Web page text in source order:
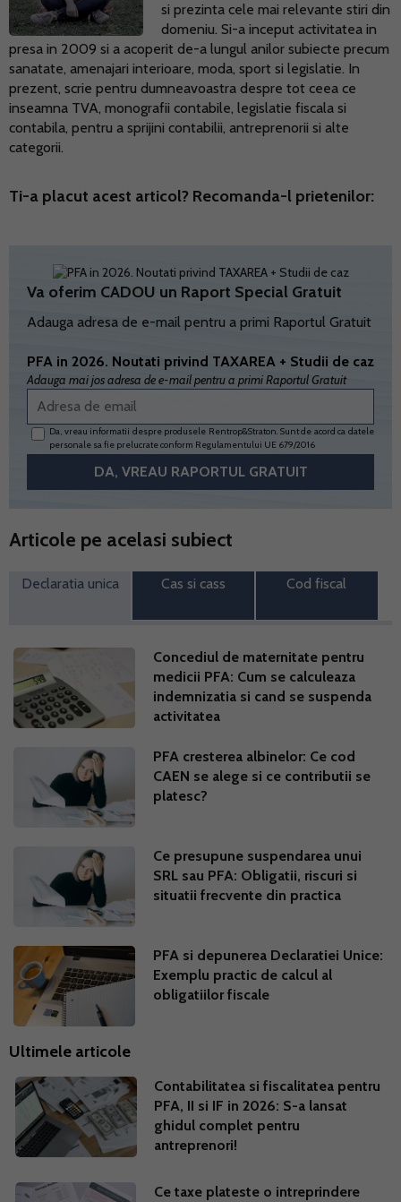
si prezinta cele mai relevante stiri din
domeniu. Si-a inceput activitatea in
presa in 2009 si a acoperit de-a lungul anilor subiecte precum
sanatate, amenajari interioare, moda, sport si legislatie. In
prezent, scrie pentru dumneavoastra despre tot ceea ce
inseamna TVA, monografii contabile, legislatie fiscala si
contabila, pentru a sprijini contabilii, antreprenorii si alte
categorii.
Ti-a placut acest articol? Recomanda-l prietenilor:
Va oferim CADOU un Raport Special Gratuit
Adauga adresa de e-mail pentru a primi Raportul Gratuit
PFA in 2026. Noutati privind TAXAREA + Studii de caz
Adauga mai jos adresa de e-mail pentru a primi Raportul Gratuit
Da, vreau informatii despre produsele Rentrop&Straton. Sunt de acord ca datele
personale sa fie prelucrate conform Regulamentului UE 679/2016
Articole pe acelasi subiect
Declaratia unica Cas si cass Cod fiscal
Concediul de maternitate pentru
medicii PFA: Cum se calculeaza
indemnizatia si cand se suspenda
activitatea
PFA cresterea albinelor: Ce cod
CAEN se alege si ce contributii se
platesc?
Ce presupune suspendarea unui
SRL sau PFA: Obligatii, riscuri si
situatii frecvente din practica
PFA si depunerea Declaratiei Unice:
Exemplu practic de calcul al
obligatiilor fiscale
Ultimele articole
Contabilitatea si fiscalitatea pentru
PFA, II si IF in 2026: S-a lansat
ghidul complet pentru
antreprenori!
Ce taxe plateste o intreprindere